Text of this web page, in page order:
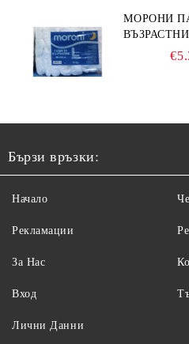
МОРОНИ
ВЪЗРАСТНИ НОЩНИ L НОЩНИ X
Бързи връзки:
Начало
Рекламации
За Нас
Вход
Лични Данни